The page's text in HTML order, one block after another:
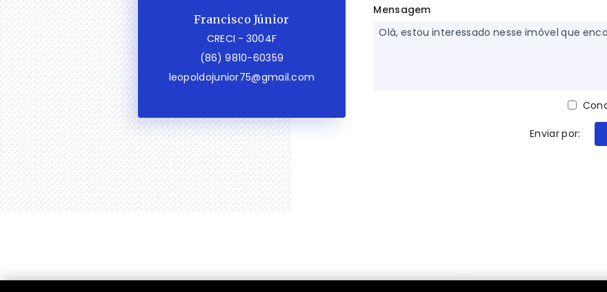
Francisco Júnior
CRECI - 3004F
(86) 9810-60359
leopoldojunior75@gmail.com
Mensagem
Enviar por: